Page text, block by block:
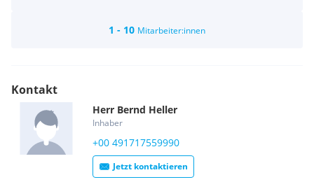
1 - 10 Mitarbeiter:innen
Kontakt
Herr Bernd Heller
Inhaber
+00 491717559990
Jetzt kontaktieren